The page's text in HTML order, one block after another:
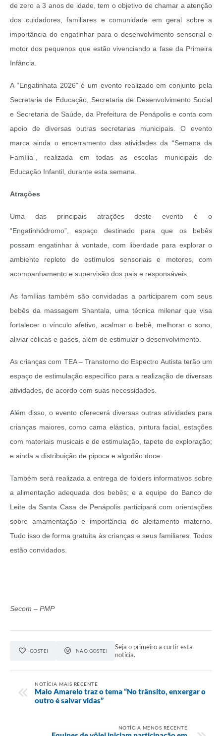
de zero a 3 anos de idade, tem o objetivo de chamar a atenção
dos cuidadores, familiares e comunidade em geral sobre a
importância do engatinhar para o desenvolvimento sensorial e
motor dos pequenos que estão vivenciando a fase da Primeira
Infância.
A “Engatinhata 2026” é um evento realizado em conjunto pela
Secretaria de Educação, Secretaria de Desenvolvimento Social
e Secretaria de Saúde, da Prefeitura de Penápolis e conta com
apoio de diversas outras secretarias municipais. O evento
marca ainda o encerramento das atividades da “Semana da
Família”, realizada em todas as escolas municipais de
Educação Infantil, durante esta semana.
Atrações
Uma das principais atrações deste evento é o
“Engatinhódromo”, espaço destinado para que os bebês
possam engatinhar à vontade, com liberdade para explorar o
ambiente repleto de estímulos sensoriais e motores, com
acompanhamento e supervisão dos pais e responsáveis.
As famílias também são convidadas a participarem com seus
bebês da massagem Shantala, uma técnica milenar que visa
fortalecer o vínculo afetivo, acalmar o bebê, melhorar o sono,
aliviar cólicas e gases, além de estimular o desenvolvimento.
As crianças com TEA – Transtorno do Espectro Autista terão um
espaço de estimulação específico para a realização de diversas
atividades, de acordo com suas necessidades.
Além disso, o evento oferecerá diversas outras atividades para
crianças maiores, como cama elástica, pintura facial, estações
com materiais musicais e de estimulação, tapete de exploração;
e ainda a distribuição de pipoca e algodão doce.
Também será realizada a entrega de folders informativos sobre
a alimentação adequada dos bebês; e a equipe do Banco de
Leite da Santa Casa de Penápolis participará com orientações
sobre amamentação e importância do aleitamento materno.
Tudo isso de forma gratuita às crianças e seus familiares. Todos
estão convidados.
Secom – PMP
GOSTEI NÃO GOSTEI
Seja o primeiro a curtir esta
notícia.
NOTÍCIA MAIS RECENTE
Maio Amarelo traz o tema “No trânsito, enxergar o
outro é salvar vidas”
NOTÍCIA MENOS RECENTE